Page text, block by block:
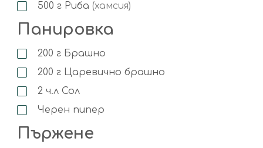
500 г Риба (хамсия)
Панировка
200 г Брашно
200 г Царевично брашно
2 ч.л Сол
Черен пипер
Пържене